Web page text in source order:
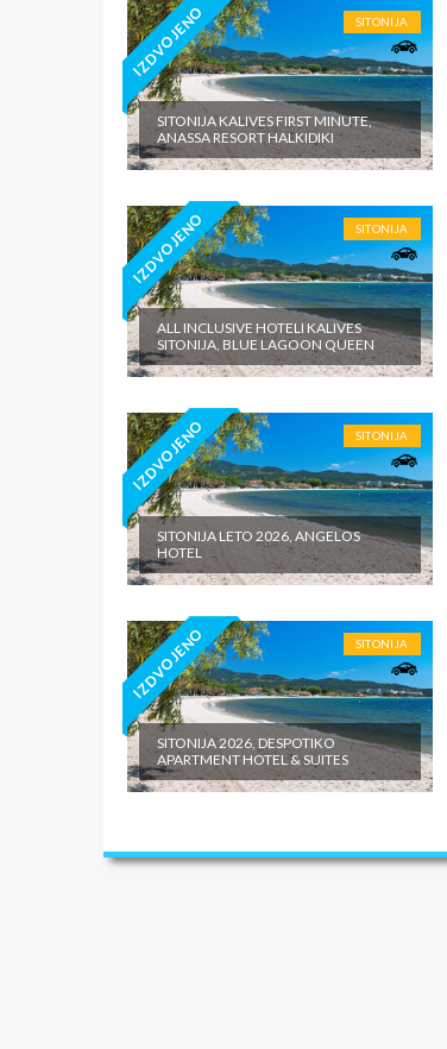
IZDVOJENO SITONIJA
SITONIJA KALIVES FIRST MINUTE,
ANASSA RESORT HALKIDIKI
IZDVOJENO SITONIJA
ALL INCLUSIVE HOTELI KALIVES
SITONIJA, BLUE LAGOON QUEEN
IZDVOJENO SITONIJA
SITONIJA LETO 2026, ANGELOS
HOTEL
IZDVOJENO SITONIJA
SITONIJA 2026, DESPOTIKO
APARTMENT HOTEL & SUITES